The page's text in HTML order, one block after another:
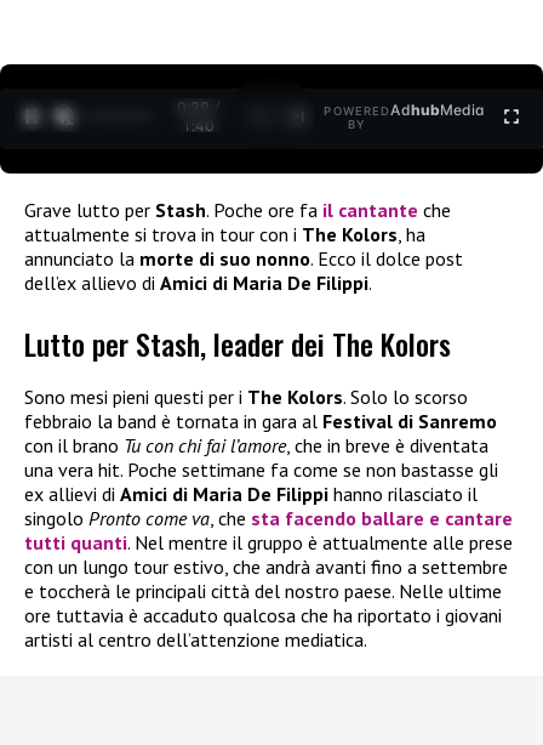
0:30 /
1:40
POWERED
BY
AdhubMedia
Grave lutto per Stash. Poche ore fa il cantante che
attualmente si trova in tour con i The Kolors , ha
annunciato la morte di suo nonno. Ecco il dolce post
dell’ex allievo di Amici di Maria De Filippi.
Lutto per Stash, leader dei The Kolors
Sono mesi pieni questi per i The Kolors. Solo lo scorso
febbraio la band è tornata in gara al Festival di Sanremo
con il brano Tu con chi fai l’amore, che in breve è diventata
una vera hit. Poche settimane fa come se non bastasse gli
ex allievi di Amici di Maria De Filippi hanno rilasciato il
singolo Pronto come va, che sta facendo ballare e cantare
tutti quanti. Nel mentre il gruppo è attualmente alle prese
con un lungo tour estivo, che andrà avanti fino a settembre
e toccherà le principali città del nostro paese. Nelle ultime
ore tuttavia è accaduto qualcosa che ha riportato i giovani
artisti al centro dell’attenzione mediatica.